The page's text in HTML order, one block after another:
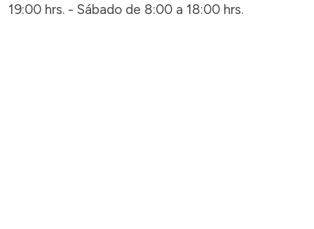
19:00 hrs. - Sábado de 8:00 a 18:00 hrs.